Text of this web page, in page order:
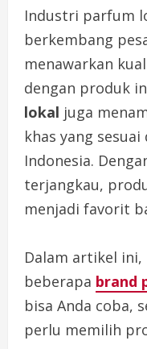
Industri parfum
berkembang
menawarkan
dengan produk
lokal juga
khas yang
Indonesia.
terjangkau,
menjadi favorit
Dalam artikel
beberapa brand
bisa Anda coba,
perlu memilih